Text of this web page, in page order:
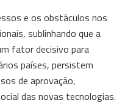
e os obstáculos nos
sublinhando que a
fator decisivo para
países, persistem
de aprovação,
das novas tecnologias.